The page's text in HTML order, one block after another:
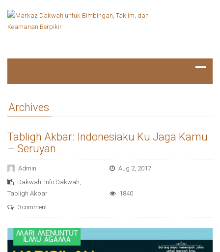
Archives
Tabligh Akbar: Indonesiaku Ku Jaga Kamu
– Seruyan
Admin
Aug 2, 2017
Dakwah, Info Dakwah,
Tabligh Akbar
1840
0 comment